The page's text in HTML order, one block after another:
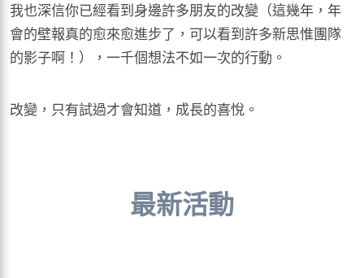
我也深信你已經看到身邊許多朋友的改變（這幾年，年
會的壁報真的愈來愈進步了，可以看到許多新思惟團隊
的影子啊！），一千個想法不如一次的行動。
改變，只有試過才會知道，成長的喜悅。
最新活動